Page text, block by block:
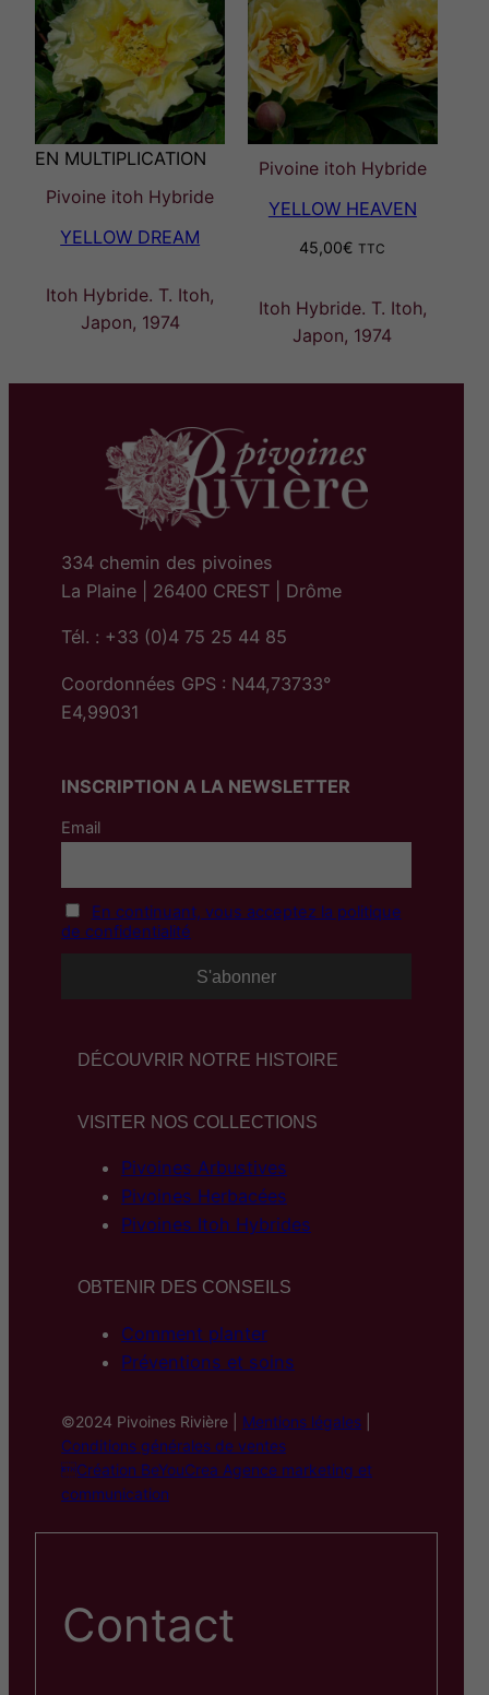
EN MULTIPLICATION
Pivoine itoh Hybride
YELLOW DREAM
Itoh Hybride. T. Itoh,
Japon, 1974
Pivoine itoh Hybride
YELLOW HEAVEN
45,00€ TTC
Itoh Hybride. T. Itoh,
Japon, 1974
334 chemin des pivoines
La Plaine | 26400 CREST | Drôme
Tél. : +33 (0)4 75 25 44 85
Coordonnées GPS : N44,73733°
E4,99031
INSCRIPTION A LA NEWSLETTER
Email
En continuant, vous acceptez la politique
de confidentialité
DÉCOUVRIR NOTRE HISTOIRE
VISITER NOS COLLECTIONS
Pivoines Arbustives
Pivoines Herbacées
Pivoines Itoh Hybrides
OBTENIR DES CONSEILS
Comment planter
Préventions et soins
©2024 Pivoines Rivière | Mentions légales
Conditions générales de ventes
Création BeYouCrea Agence marketing et
communication
Contact